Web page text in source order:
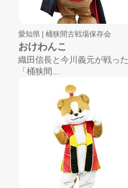
愛知県 | 桶狭間古戦場保存会
おけわんこ
織田信長と今川義元が戦った
「桶狭間...